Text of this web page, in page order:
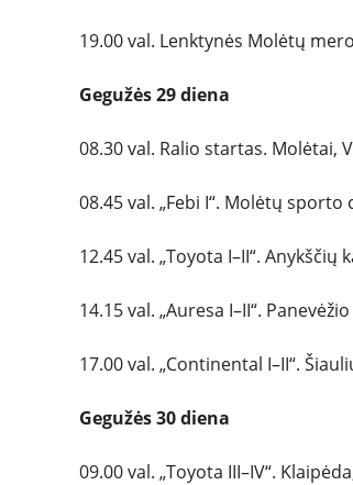
19.00 val. Lenktynės Molėtų
Gegužės 29 diena
08.30 val. Ralio startas. Molėtai,
08.45 val. „Febi I“. Molėtų sporto
12.45 val. „Toyota I–II“. Anykščių
14.15 val. „Auresa I–II“.
17.00 val. „Continental I–II“.
Gegužės 30 diena
09.00 val. „Toyota III–IV“.